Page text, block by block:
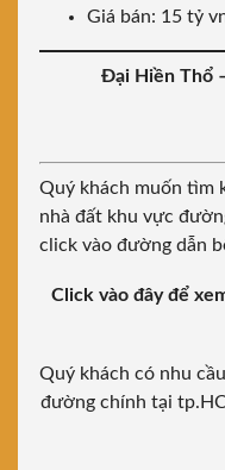
Giá bán: 15 tỷ
Đại Hiền Thổ
Quý khách muốn tìm
nhà đất khu vực
click vào đường dẫn
Click vào đây để
Quý khách có nhu
đường chính tại